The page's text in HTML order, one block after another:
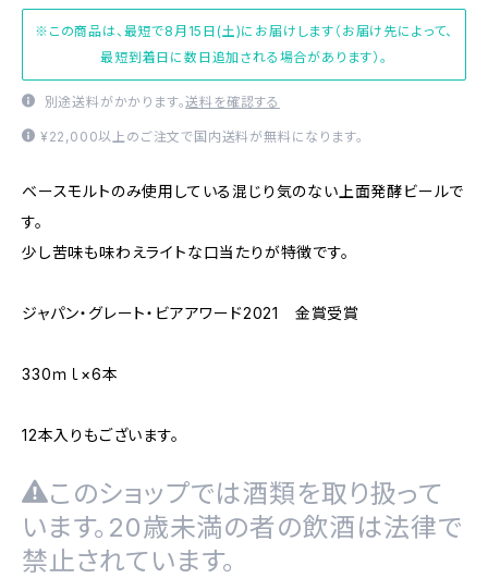
※この商品は、最短で8月15日(土)にお届けします（お届け先によって、
最短到着日に数日追加される場合があります）。
別途送料がかかります。送料を確認する
¥22,000以上のご注文で国内送料が無料になります。
ベースモルトのみ使用している混じり気のない上面発酵ビールで
す。
少し苦味も味わえライトな口当たりが特徴です。
ジャパン・グレート・ビアアワード2021 金賞受賞
330ｍｌ×6本
12本入りもございます。
このショップでは酒類を取り扱って
います。20歳未満の者の飲酒は法律で
禁止されています。